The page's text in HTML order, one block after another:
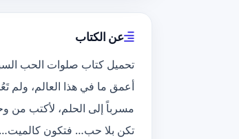
عن الكتاب
أعمق ما في هذا العالم، ولم
مسرباً إلى الحلم، لأكتب من
تكن بلا حب… فتكون كالميت…